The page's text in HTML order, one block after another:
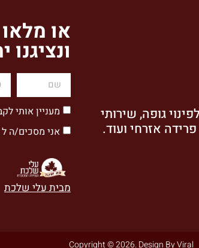
גופה, שירותי
אזרחי ועוד.
או
מעניין אותי
אני מסכים/ה ל
מבית עלי שלכת
Copyright © 2026. Design By Viral